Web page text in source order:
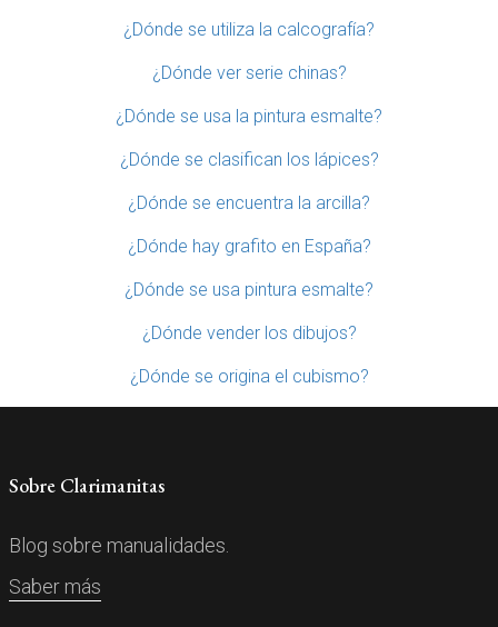
¿Dónde se utiliza la calcografía?
¿Dónde ver serie chinas?
¿Dónde se usa la pintura esmalte?
¿Dónde se clasifican los lápices?
¿Dónde se encuentra la arcilla?
¿Dónde hay grafito en España?
¿Dónde se usa pintura esmalte?
¿Dónde vender los dibujos?
¿Dónde se origina el cubismo?
Sobre Clarimanitas
Blog sobre manualidades.
Saber más